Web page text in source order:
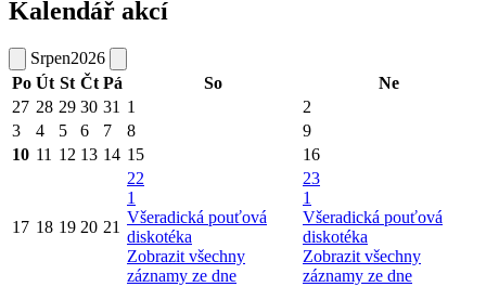
Kalendář akcí
Srpen2026
Po Út St Čt Pá So
Ne
27 28 29 30 31 1
2
3
4 5 6 7 8
9
10 11 12 13 14 15 16
17 18 19 20 21
22
1
Všeradická pouťová
diskotéka
Zobrazit všechny
záznamy ze dne
23
1
Všeradická pouťová
diskotéka
Zobrazit všechny
záznamy ze dne